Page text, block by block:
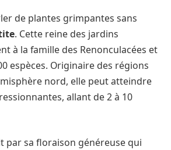
de plantes grimpantes sans
. Cette reine des jardins
à la famille des Renonculacées et
espèces. Originaire des régions
nord, elle peut atteindre
allant de 2 à 10
par sa floraison généreuse qui